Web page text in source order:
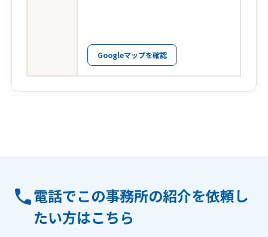
Googleマップを確認
電話でこの事務所の紹介を依頼し
たい方はこちら